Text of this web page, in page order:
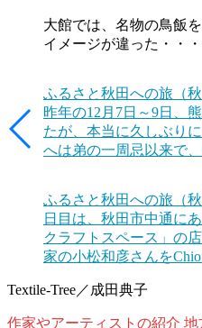
大館では、名物の鳥飯
イメージが違った・・・
ふるさと秋田への旅（
昨年の12月7日～9日、
たが、本当に久しぶり
へは弟の一周忌以来で
ふるさと秋田への旅（
日目は、秋田市中通に
クラフトスペース」の
家の小松和彦さんを
Textile-Tree／成田典子
作家やアーティストの紹介 地